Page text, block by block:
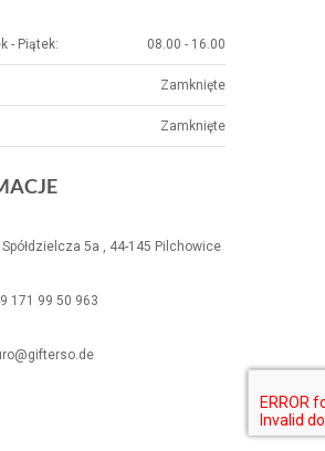
- Piątek: 08.00 - 16.00
Zamknięte
Zamknięte
Spółdzielcza 5a , 44-145 Pilchowice
171 99 50 963